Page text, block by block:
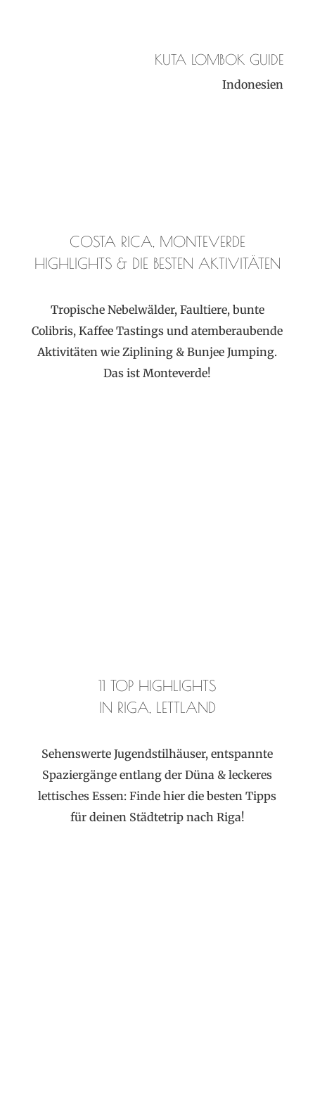
KUTA LOMBOK GUIDE
Indonesien
COSTA RICA, MONTEVERDE
HIGHLIGHTS & DIE BESTEN AKTIVITÄTEN
Tropische Nebelwälder, Faultiere, bunte
Colibris, Kaffee Tastings und atemberaubende
Aktivitäten wie Ziplining & Bunjee Jumping.
Das ist Monteverde!
11 TOP HIGHLIGHTS
IN RIGA, LETTLAND
Sehenswerte Jugendstilhäuser, entspannte
Spaziergänge entlang der Düna & leckeres
lettisches Essen: Finde hier die besten Tipps
für deinen Städtetrip nach Riga!